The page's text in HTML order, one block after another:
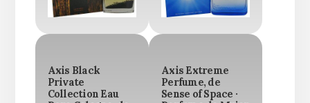
Axis Black
Private
Collection Eau
Axis Extreme
Perfume, de
Sense of Space ·